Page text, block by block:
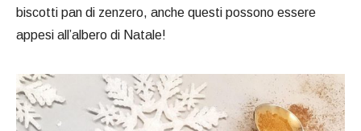
biscotti pan di zenzero, anche questi possono essere
appesi all’albero di Natale!